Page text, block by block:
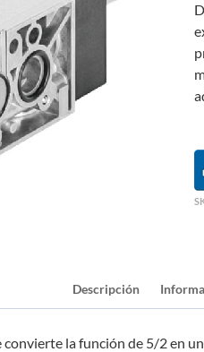
Descripción
la función de 5/2 en